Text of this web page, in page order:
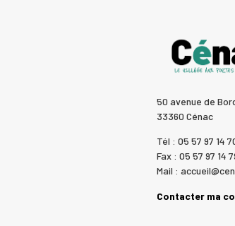
50 avenue de
33360 Cénac
Tél : 05 57 97 14
Fax : 05 57 97 14
Mail :
Contacter ma